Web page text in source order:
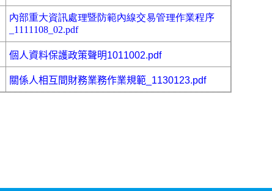
內部重大資訊處理暨防範內線交易管理作業程序
_1111108_02.pdf
個人資料保護政策聲明1011002.pdf
關係人相互間財務業務作業規範_1130123.pdf